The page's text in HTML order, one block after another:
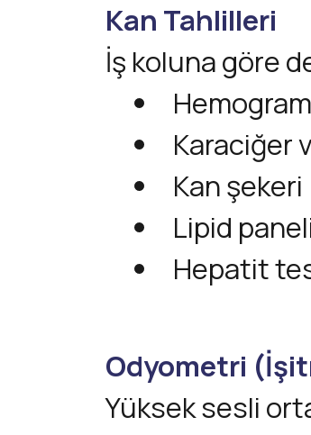
Kan Tahlilleri
İş koluna göre
Karaciğer
Kan şekeri
Lipid
Hepatit
Odyometri
Yüksek sesli